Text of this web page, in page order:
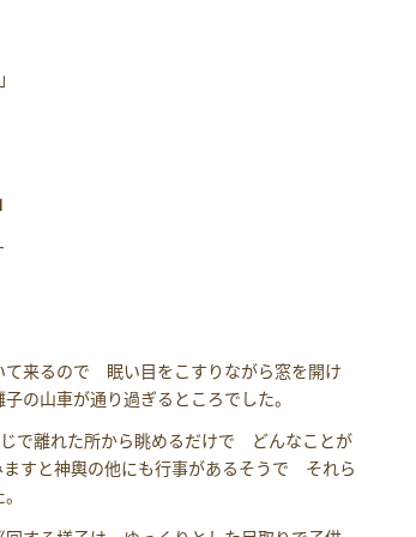
来るので 眠い目をこすりながら窓を開け
の山車が通り過ぎるところでした。
で離れた所から眺めるだけで どんなことが
すと神輿の他にも行事があるそうで それら